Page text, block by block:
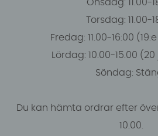
Onsdag: 11.00-
Torsdag: 11.00-
Fredag: 11.00-16:00
Lördag: 10.00-15.00
Söndag:
Du kan hämta ordrar efter
10.00.